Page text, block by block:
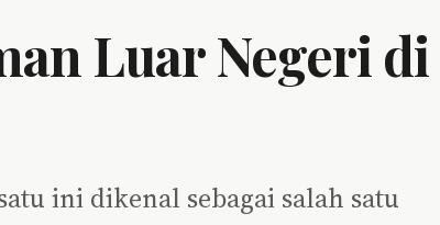
Luar Negeri di
ini dikenal sebagai salah satu